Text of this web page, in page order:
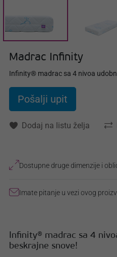
Madrac Infinity
Infinity® madrac sa 4 nivoa
Pošalji upit
Dodaj na listu želja
Dostupne druge dimenzije i
Imate pitanje u vezi ovog
Infinity® madrac sa 4
beskrajne snove!